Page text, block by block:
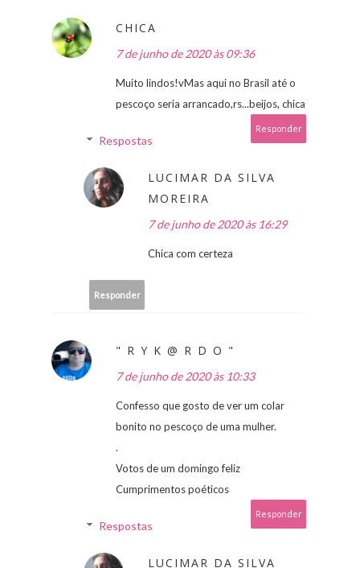
CHICA
7 de junho de 2020 às 09:36
Muito lindos!vMas aqui no Brasil até o
pescoço seria arrancado,rs...beijos, chica
Responder
Respostas
LUCIMAR DA SILVA
MOREIRA
7 de junho de 2020 às 16:29
Chica com certeza
Responder
" R Y K @ R D O "
7 de junho de 2020 às 10:33
Confesso que gosto de ver um colar
bonito no pescoço de uma mulher.
.
Votos de um domingo feliz
Cumprimentos poéticos
Responder
Respostas
LUCIMAR DA SILVA